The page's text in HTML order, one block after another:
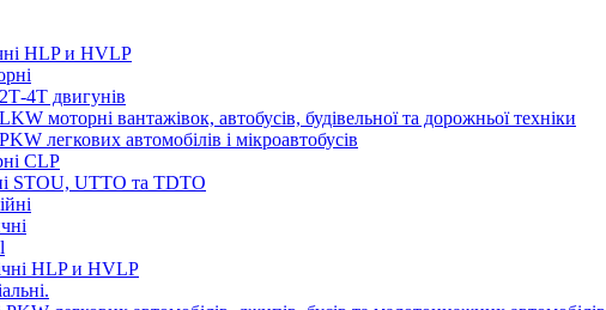
HLP и HVLP
4Т двигунів
моторні вантажівок, автобусів, будівельної та дорожньої техніки
легкових автомобілів і мікроавтобусів
CLP
STOU, UTTO та TDTO
HLP и HVLP